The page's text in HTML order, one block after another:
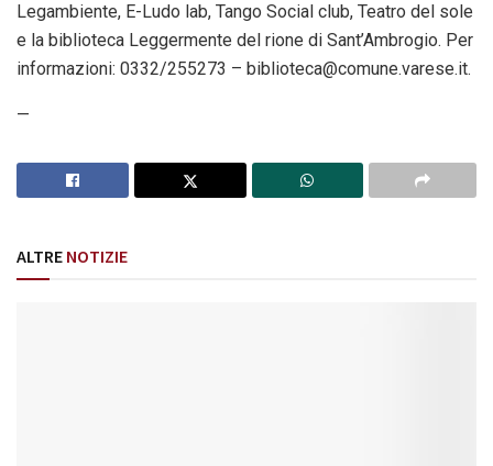
Legambiente, E-Ludo lab, Tango Social club, Teatro del sole
e la biblioteca Leggermente del rione di Sant’Ambrogio. Per
informazioni: 0332/255273 – biblioteca@comune.varese.it.
—
ALTRE NOTIZIE